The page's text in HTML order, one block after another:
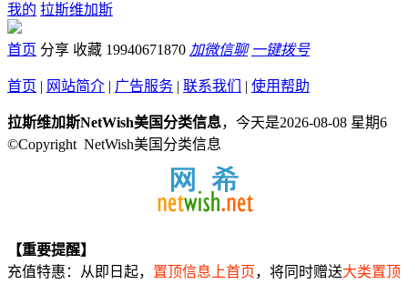
我的 拉斯维加斯
首页 分享 收藏 19940671870 加微信聊 一键拨号
首页 | 网站简介 | 广告服务 | 联系我们 | 使用帮助
拉斯维加斯NetWish美国分类信息，今天是2026-08-08 星期6
©Copyright NetWish美国分类信息
【重要提醒】
充值特惠：从即日起， 置顶信息上首页，将同时赠送大类置顶